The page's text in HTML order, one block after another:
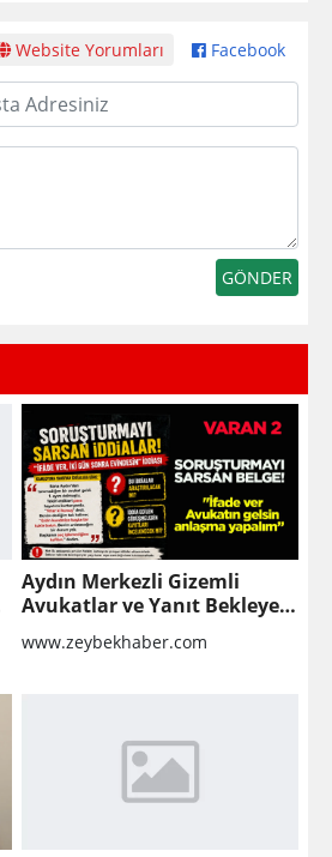
Website Yorumları Facebook
Aydın Merkezli Gizemli
Avukatlar ve Yanıt Bekleyen
www.zeybekhaber.com